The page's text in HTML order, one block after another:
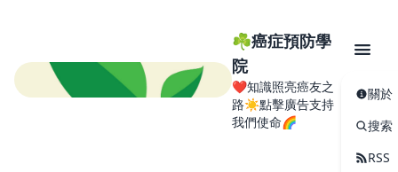
☘️癌症預防學
院
❤️知識照亮癌友之
路☀️點擊廣告支持
我們使命🌈
關於
搜索
RSS